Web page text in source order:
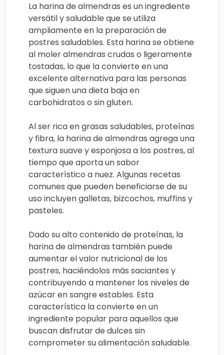
La harina de almendras es un ingrediente
versátil y saludable que se utiliza
ampliamente en la preparación de
postres saludables. Esta harina se obtiene
al moler almendras crudas o ligeramente
tostadas, lo que la convierte en una
excelente alternativa para las personas
que siguen una dieta baja en
carbohidratos o sin gluten.
Al ser rica en grasas saludables, proteínas
y fibra, la harina de almendras agrega una
textura suave y esponjosa a los postres, al
tiempo que aporta un sabor
característico a nuez. Algunas recetas
comunes que pueden beneficiarse de su
uso incluyen galletas, bizcochos, muffins y
pasteles.
Dado su alto contenido de proteínas, la
harina de almendras también puede
aumentar el valor nutricional de los
postres, haciéndolos más saciantes y
contribuyendo a mantener los niveles de
azúcar en sangre estables. Esta
característica la convierte en un
ingrediente popular para aquellos que
buscan disfrutar de dulces sin
comprometer su alimentación saludable.